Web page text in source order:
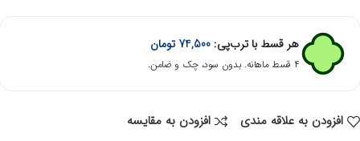
هر قسط با ترب‌پی: 74,500 تومان
۴ قسط ماهانه. بدون سود، چک و ضامن.
افزودن به علاقه مندی افزودن به مقایسه